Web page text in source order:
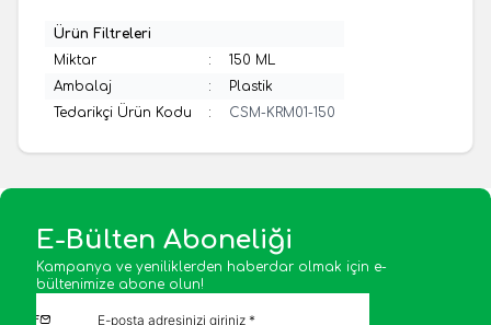
Ürün Filtreleri
Miktar
:
150 ML
Ambalaj
:
Plastik
Tedarikçi Ürün Kodu
: CSM-KRM01-150
E-Bülten Aboneliği
Kampanya ve yeniliklerden haberdar olmak için e-
bültenimize abone olun!